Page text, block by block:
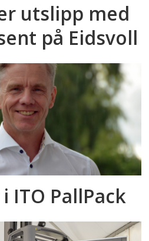
utslipp med
på Eidsvoll
ITO PallPack